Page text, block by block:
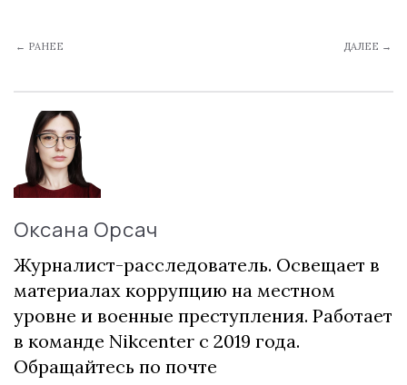
← РАНЕЕ ДАЛЕЕ →
Оксана Орсач
Журналист-расследователь. Освещает в
материалах коррупцию на местном
уровне и военные преступления. Работает
в команде Nikcenter с 2019 года.
Обращайтесь по почте